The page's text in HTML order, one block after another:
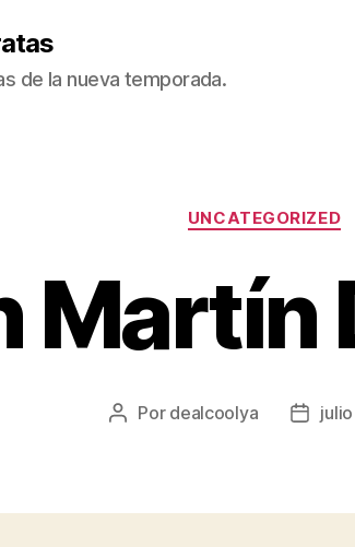
de la nueva temporada.
Categorías
UNCATEGORIZED
Martín
Autor
Por dealcoolya
Fecha